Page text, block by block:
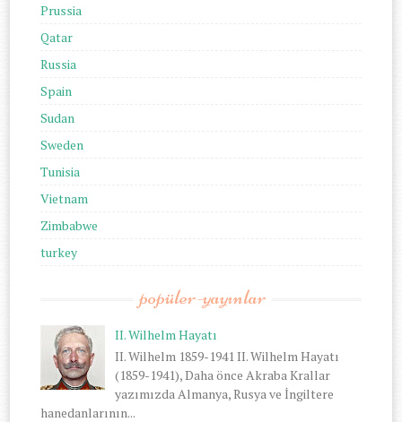
Prussia
Qatar
Russia
Spain
Sudan
Sweden
Tunisia
Vietnam
Zimbabwe
turkey
popüler-yayınlar
II. Wilhelm Hayatı
II. Wilhelm 1859-1941 II. Wilhelm Hayatı
(1859-1941), Daha önce Akraba Krallar
yazımızda Almanya, Rusya ve İngiltere
hanedanlarının...